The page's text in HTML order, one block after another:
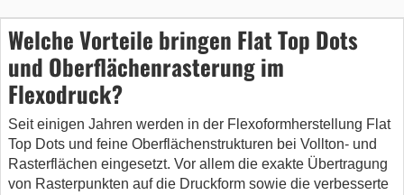
Welche Vorteile bringen Flat Top Dots
und Oberflächenrasterung im
Flexodruck?
Seit einigen Jahren werden in der Flexoformherstellung Flat
Top Dots und feine Oberflächenstrukturen bei Vollton- und
Rasterflächen eingesetzt. Vor allem die exakte Übertragung
von Rasterpunkten auf die Druckform sowie die verbesserte